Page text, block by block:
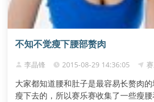
不知不觉瘦下腰部赘肉
李晶锋 2015-08-29 14:36:05
大家都知道腰和肚子是最容易长赘肉
瘦下去的，所以赛乐赛收集了一些瘦